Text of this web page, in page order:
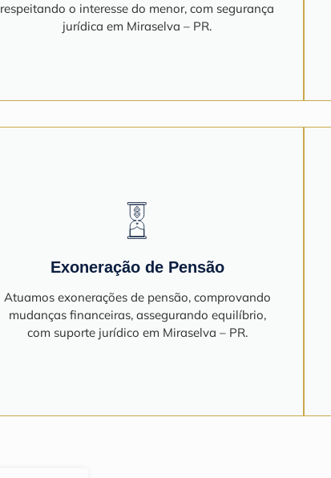
respeitando o interesse do menor, com segurança
jurídica em Miraselva – PR.
Exoneração de Pensão
Atuamos exonerações de pensão, comprovando
mudanças financeiras, assegurando equilíbrio,
com suporte jurídico em Miraselva – PR.